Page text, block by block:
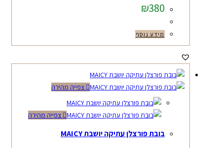
₪380
מידע נוסף
צפייה מהירה
צפייה מהירה
בובת פורצלן עתיקה יושבת MAICY